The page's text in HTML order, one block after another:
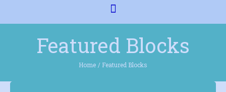
Featured Blocks
Home / Featured Blocks